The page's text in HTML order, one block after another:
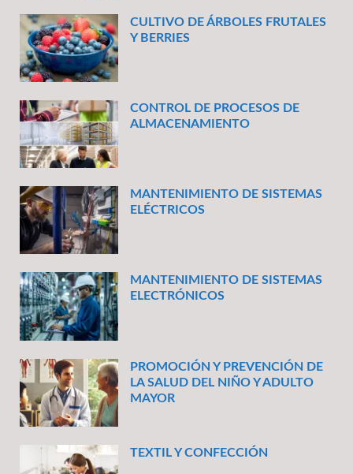
CULTIVO DE ÁRBOLES FRUTALES
Y BERRIES
CONTROL DE PROCESOS DE
ALMACENAMIENTO
MANTENIMIENTO DE SISTEMAS
ELÉCTRICOS
MANTENIMIENTO DE SISTEMAS
ELECTRÓNICOS
PROMOCIÓN Y PREVENCIÓN DE
LA SALUD DEL NIÑO Y ADULTO
MAYOR
TEXTIL Y CONFECCIÓN